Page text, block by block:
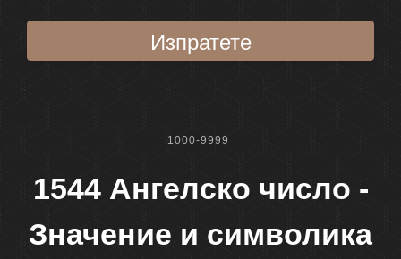
Изпратете
1000-9999
1544 Ангелско число -
Значение и символика